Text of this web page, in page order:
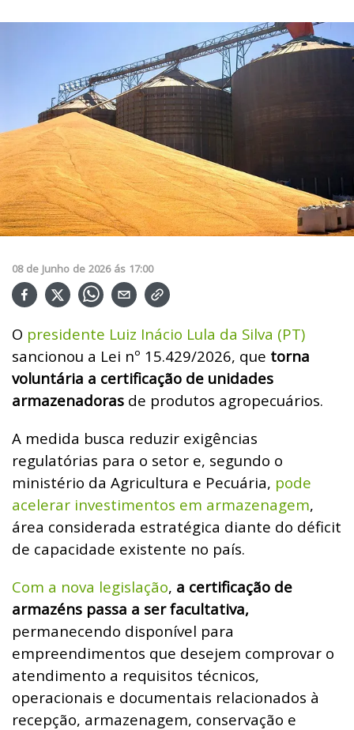
08 de Junho de 2026 ás 17:00
O presidente Luiz Inácio Lula da Silva (PT)
sancionou a Lei nº 15.429/2026, que torna
voluntária a certificação de unidades
armazenadoras de produtos agropecuários.
A medida busca reduzir exigências
regulatórias para o setor e, segundo o
ministério da Agricultura e Pecuária, pode
acelerar investimentos em armazenagem,
área considerada estratégica diante do déficit
de capacidade existente no país.
Com a nova legislação, a certificação de
armazéns passa a ser facultativa,
permanecendo disponível para
empreendimentos que desejem comprovar o
atendimento a requisitos técnicos,
operacionais e documentais relacionados à
recepção, armazenagem, conservação e